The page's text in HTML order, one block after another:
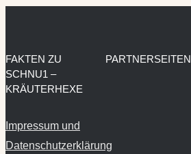
FAKTEN ZU
SCHNU1 –
KRÄUTERHEXE
Impressum und
Datenschutzerklärung
PARTNERSEITEN